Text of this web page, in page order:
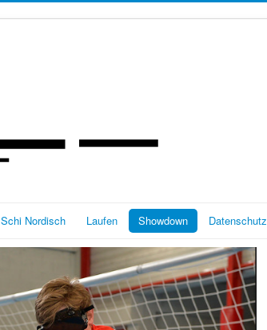
Schi Nordisch Laufen Showdown Datenschutz